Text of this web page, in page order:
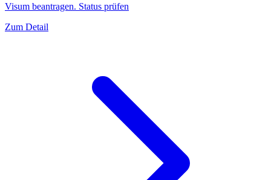
Visum beantragen. Status prüfen
Zum Detail